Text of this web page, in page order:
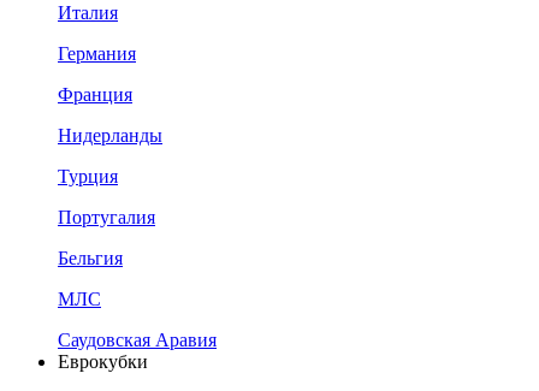
Италия
Германия
Франция
Нидерланды
Турция
Португалия
Бельгия
МЛС
Саудовская Аравия
Еврокубки